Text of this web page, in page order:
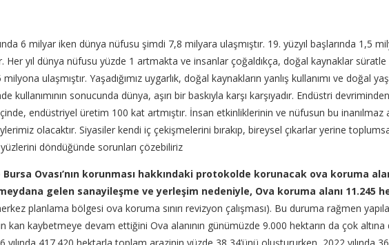
6 milyar iken dünya nüfusu şimdi 7,8 milyara ulaşmıştır. 19. yüzyıl başlarında 1,5
Her yıl dünya nüfusu yüzde 1 artmakta ve insanlar çoğaldıkça, doğal kaynaklar
ulaşmıştır. Yaşadığımız uygarlık, doğal kaynakların yanlış kullanımı ve doğal
sonucunda dünya, aşırı bir baskıyla karşı karşıyadır. Endüstri
endüstriyel üretim 100 kat artmıştır. İnsan etkinliklerinin ve nüfusun bu inanılmaz
olacaktır. Siyasiler kendi iç çekişmelerini bırakıp, bireysel çıkarlar yerine
döndüğünde sorunları çözebiliriz
Ovası’nın korunması hakkındaki protokolde korunacak ova koruma
gelen sanayileşme ve yerleşim nedeniyle, Ova koruma alanı 11.245
planlama bölgesi ova koruma sınırı revizyon çalışması). Bu duruma rağmen
kan kaybetmeye devam ettiğini Ova alanının günümüzde 9.000 hektarın da çok
417.420 hektarla toplam arazinin yüzde 38,34’ünü oluştururken, 2022 yılında